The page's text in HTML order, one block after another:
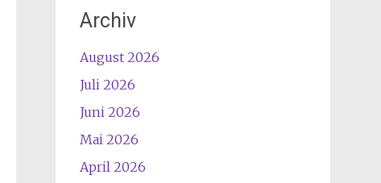
Archiv
August 2026
Juli 2026
Juni 2026
Mai 2026
April 2026